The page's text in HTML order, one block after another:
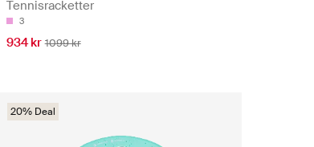
Tennisracketter
3
934 kr 1099 kr
20% Deal